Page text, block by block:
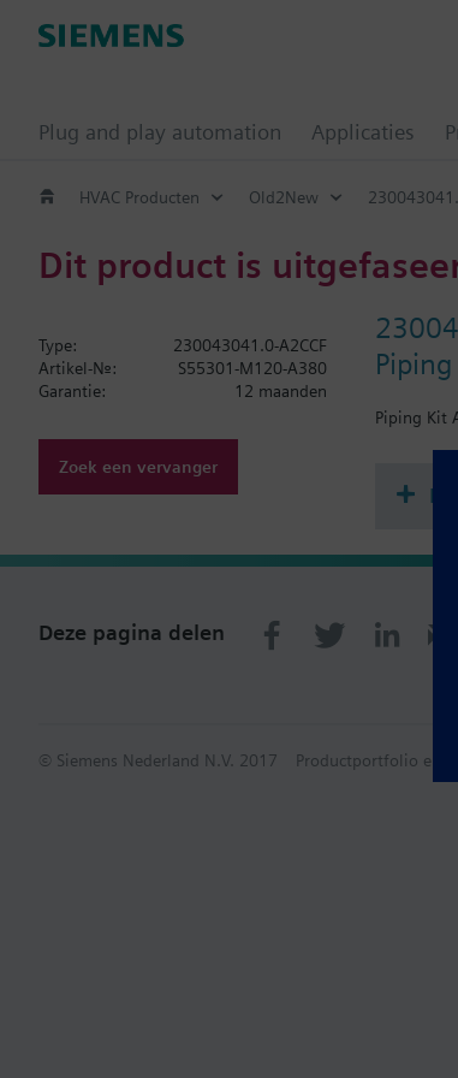
Plug and play automation Applicaties
HVAC Producten Old2New
Dit product is
Piping Kit
Type:
230043041.0-A2CCF
Artikel-Nr.:
S55301-M120-A380
Garantie:
12 maanden
Zoek een vervanger
Deze pagina delen
© Siemens Nederland N.V. 2017 Productportfolio en